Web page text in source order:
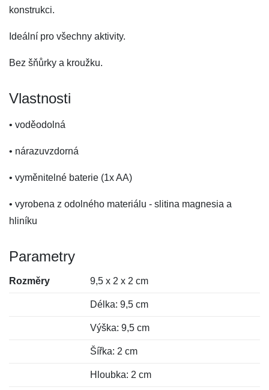
konstrukci.
Ideální pro všechny aktivity.
Bez šňůrky a kroužku.
Vlastnosti
• voděodolná
• nárazuvzdorná
• vyměnitelné baterie (1x AA)
• vyrobena z odolného materiálu - slitina magnesia a
hliníku
Parametry
Rozměry 9,5 x 2 x 2 cm
Délka: 9,5 cm
Výška: 9,5 cm
Šířka: 2 cm
Hloubka: 2 cm